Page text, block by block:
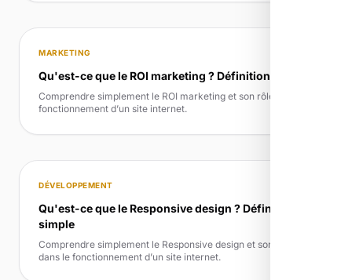
MARKETING
Qu'est-ce que le ROI marketing ? Définition simple
Comprendre simplement le ROI marketing et son rôle dans le
fonctionnement d’un site internet.
DÉVELOPPEMENT
Qu'est-ce que le Responsive design ? Définition
simple
Comprendre simplement le Responsive design et son rôle
dans le fonctionnement d’un site internet.